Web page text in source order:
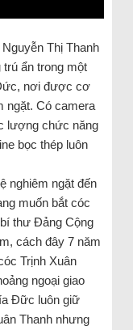
Thị Thanh
ẩn trong một
nơi được cơ
ngặt. Có camera
lượng chức năng
bọc thép luôn
nghiêm ngặt đến
muốn bắt cóc
thư Đảng Cộng
cách đây 7 năm
Trịnh Xuân
ngoại giao
Đữc luôn giữ
Thanh nhưng